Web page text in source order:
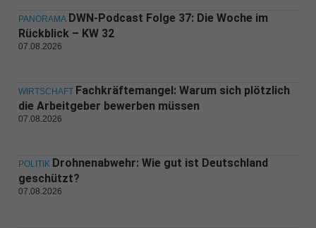
PANORAMA DWN-Podcast Folge 37: Die Woche im
Rückblick – KW 32
07.08.2026
WIRTSCHAFT Fachkräftemangel: Warum sich plötzlich
die Arbeitgeber bewerben müssen
07.08.2026
POLITIK Drohnenabwehr: Wie gut ist Deutschland
geschützt?
07.08.2026